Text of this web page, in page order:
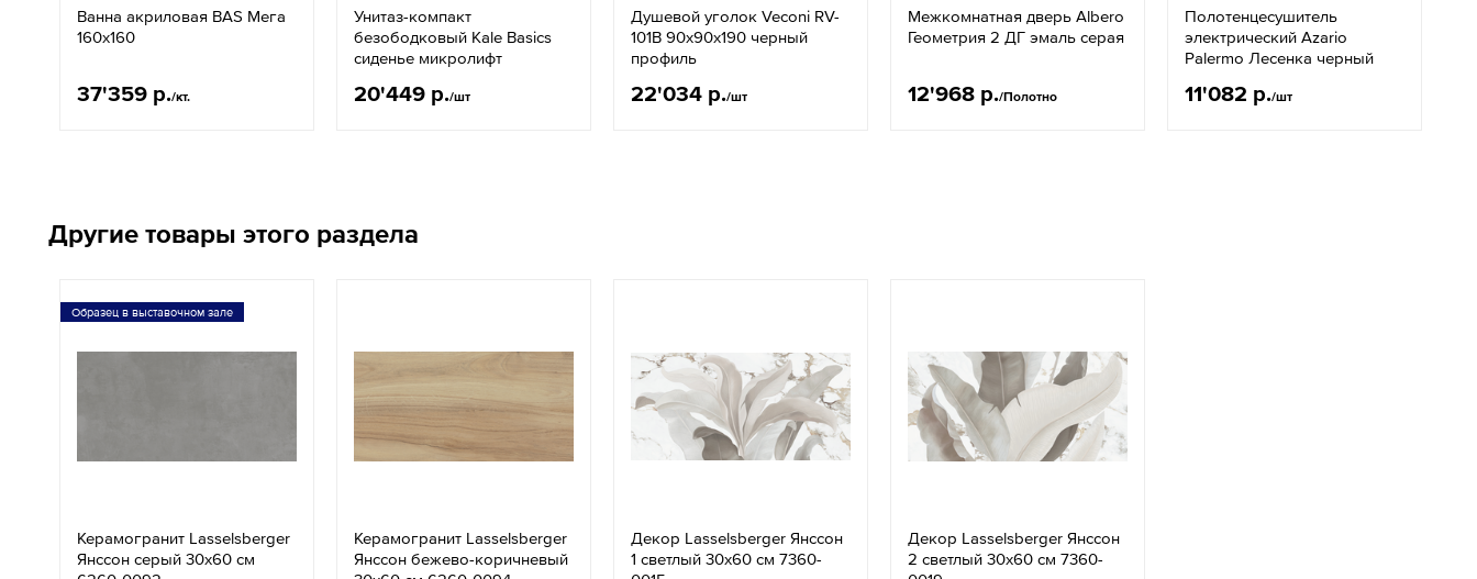
Ванна акриловая BAS Мега
160х160
37'359 р./кт.
Унитаз-компакт
безободковый Kale Basics
сиденье микролифт
20'449 р./шт
Душевой уголок Veconi RV-
101B 90x90х190 черный
профиль
22'034 р./шт
Межкомнатная дверь Albero
Геометрия 2 ДГ эмаль серая
12'968 р./Полотно
Полотенцесушитель
электрический Azario
Palermo Лесенка черный
11'082 р./шт
Другие товары этого раздела
Образец в выставочном зале
Керамогранит Lasselsberger
Янссон серый 30x60 см
Керамогранит Lasselsberger
Янссон бежево-коричневый
Декор Lasselsberger Янссон
1 светлый 30x60 см 7360-
Декор Lasselsberger Янссон
2 светлый 30x60 см 7360-